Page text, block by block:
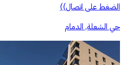
الضغط على اتصال))
حي الشعلة, الدمام